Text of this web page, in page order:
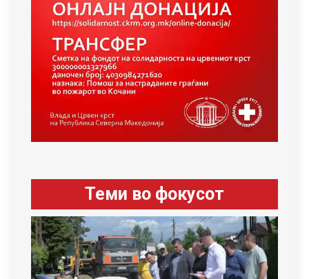
Теми во фокусот